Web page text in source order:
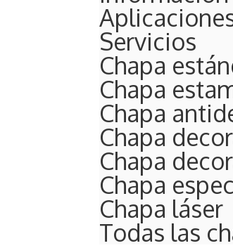
Servicios
Chapa
Chapa
Chapa
Chapa
Chapa
Chapa
Chapa láser
Todas las